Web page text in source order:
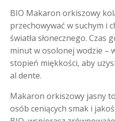
BIO Makaron orkiszowy
przechowywać w suchym i
światła słonecznego. Czas
minut w osolonej wodzie –
stopień miękkości, aby
al dente.
Makaron orkiszowy jasny
osób ceniących smak i